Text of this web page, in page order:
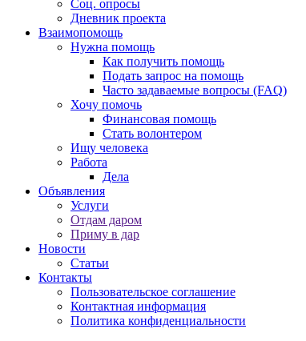
Соц. опросы
Дневник проекта
Взаимопомощь
Нужна помощь
Как получить помощь
Подать запрос на помощь
Часто задаваемые вопросы (FAQ)
Хочу помочь
Финансовая помощь
Стать волонтером
Ищу человека
Работа
Дела
Объявления
Услуги
Отдам даром
Приму в дар
Новости
Статьи
Контакты
Пользовательское соглашение
Контактная информация
Политика конфиденциальности